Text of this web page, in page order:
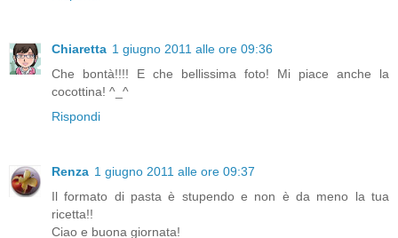
Chiaretta 1 giugno 2011 alle ore 09:36
Che bontà!!!! E che bellissima foto! Mi piace anche la
cocottina! ^_^
Rispondi
Renza 1 giugno 2011 alle ore 09:37
Il formato di pasta è stupendo e non è da meno la tua
ricetta!!
Ciao e buona giornata!